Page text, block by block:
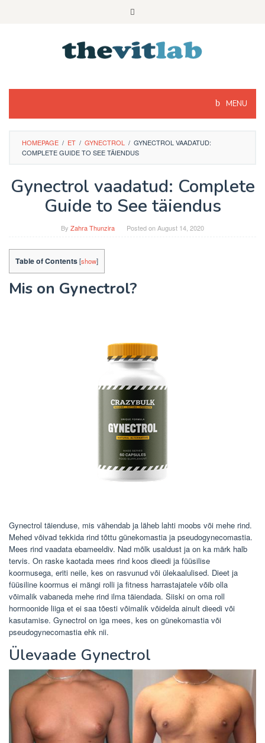
MENU
HOMEPAGE / ET / GYNECTROL / GYNECTROL VAADATUD:
COMPLETE GUIDE TO SEE TÄIENDUS
Gynectrol vaadatud: Complete
Guide to See täiendus
By Zahra Thunzira Posted onAugust 14, 2020
Table of Contents[show]
Mis on Gynectrol?
Gynectrol täienduse, mis vähendab ja läheb lahti moobs või mehe rind.
Mehed võivad tekkida rind tõttu günekomastia ja pseudogynecomastia.
Mees rind vaadata ebameeldiv. Nad mõlk usaldust ja on ka märk halb
tervis. On raske kaotada mees rind koos dieedi ja füüsilise
koormusega, eriti neile, kes on rasvunud või ülekaalulised. Dieet ja
füüsiline koormus ei mängi rolli ja fitness harrastajatele võib olla
võimalik vabaneda mehe rind ilma täiendada. Siiski on oma roll
hormoonide liiga et ei saa tõesti võimalik võidelda ainult dieedi või
kasutamise. Gynectrol on iga mees, kes on günekomastia või
pseudogynecomastia ehk nii.
Ülevaade Gynectrol